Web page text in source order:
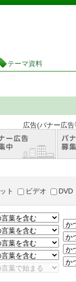
ステム
テーマ資料
ついては、
ト ビデオ DVD